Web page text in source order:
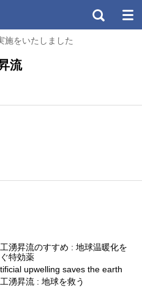
施をいたしました
流
工湧昇流のすすめ : 地球温暖化を
特効薬
upwelling saves the earth
湧昇流 : 地球を救う